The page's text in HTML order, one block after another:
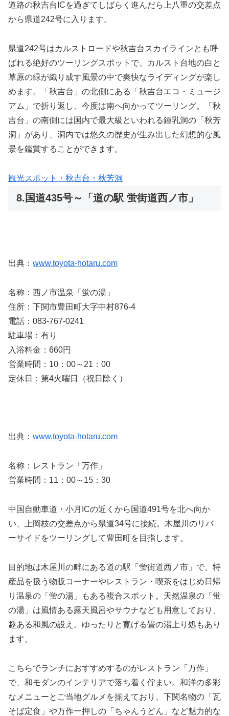
道路の秋吉台ICを過ぎてしばらく進んだら上八重の交差点
から県道242号に入ります。
県道242号はカルストロードや秋吉台スカイラインとも呼
ばれる絶好のツーリングスポットで、カルスト台地の白と
草原の緑が織り成す風景の中で爽快なライディングが楽し
めます。「秋吉台」の北側にある「秋吉台エコ・ミュージ
アム」で折り返し、今度は南へ向かってツーリング。「秋
吉台」の南側には国内で最大級といわれる鍾乳洞の「秋芳
洞」があり、洞内では悠久の歴史が生み出した幻想的な風
景を鑑賞することができます。
観光スポット・秋吉台・秋芳洞
8.国道435号～「道の駅 蛍街道西ノ市」
出典： www.toyota-hotaru.com
名称：西ノ市温泉「蛍の湯」
住所：下関市豊田町大字中村876-4
電話：083-767-0241
駐車場：有り
入浴料金：660円
営業時間：10：00～21：00
定休日：第4火曜日（祝日除く）
出典： www.toyota-hotaru.com
名称：レストラン「万作」
営業時間：11：00～15：30
中国自動車道・小月ICの近くから国道491号を北へ向か
い、上岡枝の交差点から県道34号に接続。木屋川のリバ
ーサイドをツーリングして豊田町を目指します。
目的地は木屋川の畔にある道の駅「蛍街道西ノ市」で、特
産品を扱う物販コーナーやレストラン・喫茶をはじめ日帰
り温泉の「蛍の湯」もある複合スポット。天然温泉の「蛍
の湯」は風情ある露天風呂やサウナなども用意しており、
趣ある和風の設え。ゆったりと寛げる畳の湯上り処もあり
ます。
こちらでランチにおすすめするのがレストラン「万作」
で、和モダンのインテリアで落ち着く佇まい。和洋の多彩
なメニューとご当地グルメを揃えており、下関名物の「瓦
そば定食」や万作一押しの「ちゃんうどん」など魅力的な